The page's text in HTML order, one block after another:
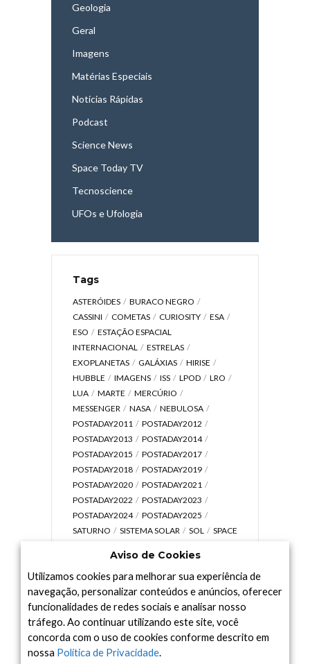
Geologia
Geral
Imagens
Matérias Especiais
Notícias Rápidas
Podcast
Science News
Space Today TV
Tecnoscience
UFOs e Ufologia
Tags
ASTERÓIDES
BURACO NEGRO
CASSINI
COMETAS CURIOSITY
ESA
ESO
ESTAÇÃO ESPACIAL
INTERNACIONAL
ESTRELAS
EXOPLANETAS
GALÁXIAS
HIRISE
HUBBLE
IMAGENS ISS LPOD
LRO
LUA
MARTE
MERCÚRIO
MESSENGER
NASA
NEBULOSA
POSTADAY2011
POSTADAY2012
POSTADAY2013
POSTADAY2014
POSTADAY2015
POSTADAY2017
POSTADAY2018
POSTADAY2019
POSTADAY2020
POSTADAY2021
POSTADAY2022
POSTADAY2023
POSTADAY2024
POSTADAY2025
SATURNO
SISTEMA SOLAR SOL
SPACE
UNIVERSO
VÍDEO
Arquivo
Arquivo
Aviso de Cookies
Utilizamos cookies para melhorar sua experiência de
navegação, personalizar conteúdos e anúncios, oferecer
funcionalidades de redes sociais e analisar nosso
tráfego. Ao continuar utilizando este site, você
concorda com o uso de cookies conforme descrito em
nossa Política de Privacidade.